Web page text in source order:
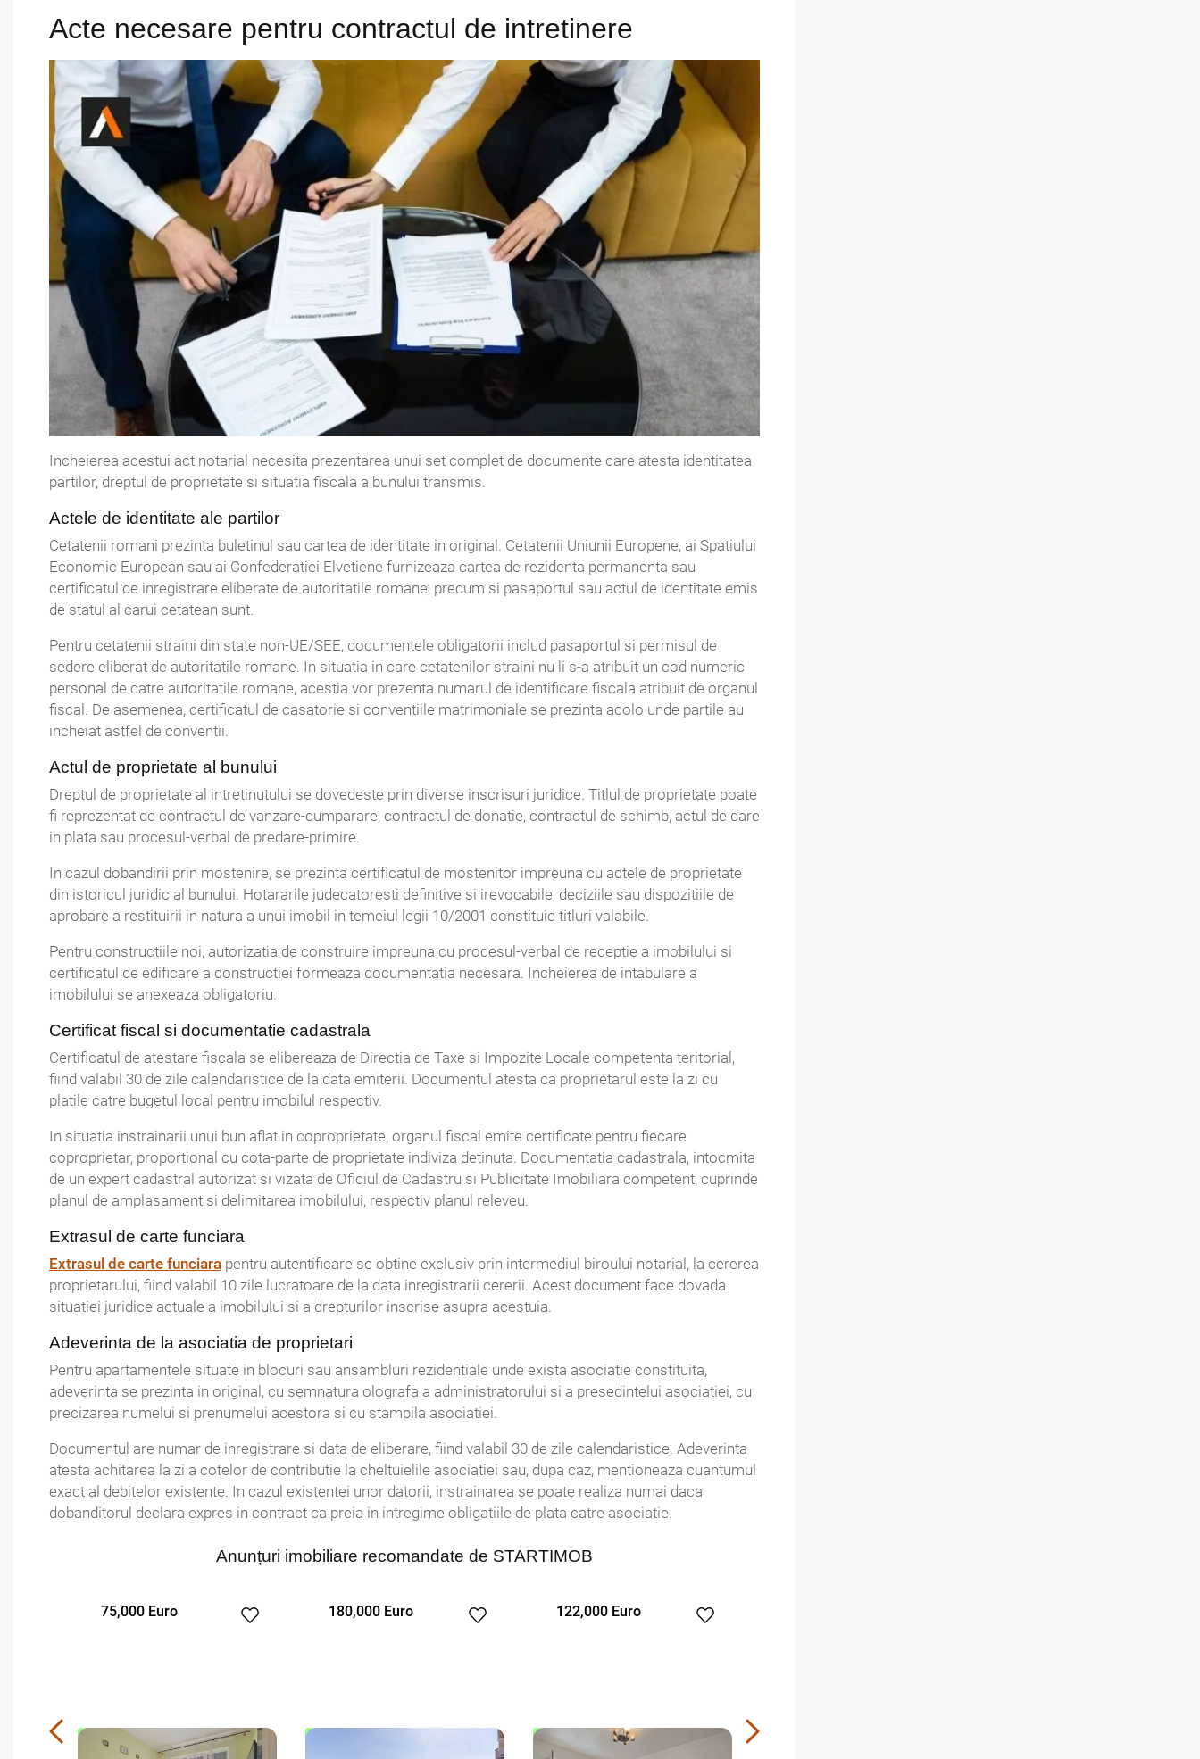
Acte necesare pentru contractul de intretinere
Incheierea acestui act notarial necesita prezentarea unui set complet de documente care atesta identitatea
partilor, dreptul de proprietate si situatia fiscala a bunului transmis.
Actele de identitate ale partilor
Cetatenii romani prezinta buletinul sau cartea de identitate in original. Cetatenii Uniunii Europene, ai Spatiului
Economic European sau ai Confederatiei Elvetiene furnizeaza cartea de rezidenta permanenta sau
certificatul de inregistrare eliberate de autoritatile romane, precum si pasaportul sau actul de identitate emis
de statul al carui cetatean sunt.
Pentru cetatenii straini din state non-UE/SEE, documentele obligatorii includ pasaportul si permisul de
sedere eliberat de autoritatile romane. In situatia in care cetatenilor straini nu li s-a atribuit un cod numeric
personal de catre autoritatile romane, acestia vor prezenta numarul de identificare fiscala atribuit de organul
fiscal. De asemenea, certificatul de casatorie si conventiile matrimoniale se prezinta acolo unde partile au
incheiat astfel de conventii.
Actul de proprietate al bunului
Dreptul de proprietate al intretinutului se dovedeste prin diverse inscrisuri juridice. Titlul de proprietate poate
fi reprezentat de contractul de vanzare-cumparare, contractul de donatie, contractul de schimb, actul de dare
in plata sau procesul-verbal de predare-primire.
In cazul dobandirii prin mostenire, se prezinta certificatul de mostenitor impreuna cu actele de proprietate
din istoricul juridic al bunului. Hotararile judecatoresti definitive si irevocabile, deciziile sau dispozitiile de
aprobare a restituirii in natura a unui imobil in temeiul legii 10/2001 constituie titluri valabile.
Pentru constructiile noi, autorizatia de construire impreuna cu procesul-verbal de receptie a imobilului si
certificatul de edificare a constructiei formeaza documentatia necesara. Incheierea de intabulare a
imobilului se anexeaza obligatoriu.
Certificat fiscal si documentatie cadastrala
Certificatul de atestare fiscala se elibereaza de Directia de Taxe si Impozite Locale competenta teritorial,
fiind valabil 30 de zile calendaristice de la data emiterii. Documentul atesta ca proprietarul este la zi cu
platile catre bugetul local pentru imobilul respectiv.
In situatia instrainarii unui bun aflat in coproprietate, organul fiscal emite certificate pentru fiecare
coproprietar, proportional cu cota-parte de proprietate indiviza detinuta. Documentatia cadastrala, intocmita
de un expert cadastral autorizat si vizata de Oficiul de Cadastru si Publicitate Imobiliara competent, cuprinde
planul de amplasament si delimitarea imobilului, respectiv planul releveu.
Extrasul de carte funciara
Extrasul de carte funciara pentru autentificare se obtine exclusiv prin intermediul biroului notarial, la cererea
proprietarului, fiind valabil 10 zile lucratoare de la data inregistrarii cererii. Acest document face dovada
situatiei juridice actuale a imobilului si a drepturilor inscrise asupra acestuia.
Adeverinta de la asociatia de proprietari
Pentru apartamentele situate in blocuri sau ansambluri rezidentiale unde exista asociatie constituita,
adeverinta se prezinta in original, cu semnatura olografa a administratorului si a presedintelui asociatiei, cu
precizarea numelui si prenumelui acestora si cu stampila asociatiei.
Documentul are numar de inregistrare si data de eliberare, fiind valabil 30 de zile calendaristice. Adeverinta
atesta achitarea la zi a cotelor de contributie la cheltuielile asociatiei sau, dupa caz, mentioneaza cuantumul
exact al debitelor existente. In cazul existentei unor datorii, instrainarea se poate realiza numai daca
dobanditorul declara expres in contract ca preia in intregime obligatiile de plata catre asociatie.
Anunțuri imobiliare recomandate de STARTIMOB
EXCLUSIVITATE
180,000 Euro
OFERTA NOUA EXCLUSIVITATE
122,000 Euro
COMISION 0%
450 Euro
OFERTA NOUA EXCLUSIVITATE